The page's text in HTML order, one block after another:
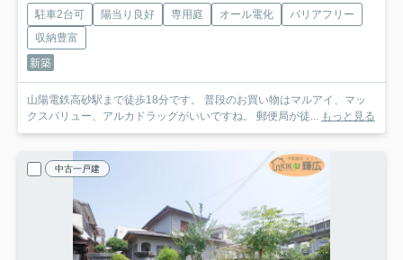
駐車2台可 陽当り良好 専用庭 オール電化
バリアフリー
収納豊富
新築
山陽電鉄高砂駅まで徒歩18分です。 普段のお買い物はマルアイ、マッ
クスバリュー、アルカドラッグがいいですね。 郵便局が徒... もっと見る
中古一戸建